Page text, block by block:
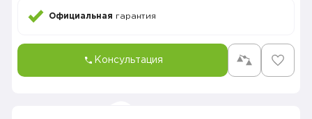
Официальная гарантия
Консультация